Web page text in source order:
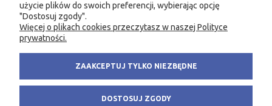
KONTAKT
info@fachowa.pl
KSIĘGARNIA FACHOWA.PL
80-299 Gdańsk
NIP: 584-182-39-49
użycie plików do swoich preferencji, wybierając opcję
"Dostosuj zgody".
Więcej o plikach cookies przeczytasz w naszej Polityce
prywatności.
ZAAKCEPTUJ TYLKO NIEZBĘDNE
DOSTOSUJ ZGODY